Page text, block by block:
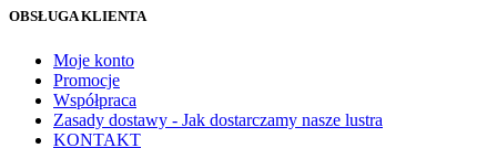
OBSŁUGA KLIENTA
Moje konto
Promocje
Współpraca
Zasady dostawy - Jak dostarczamy nasze lustra
KONTAKT